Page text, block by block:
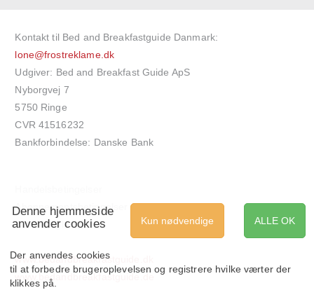
Kontakt til Bed and Breakfastguide Danmark:
lone@frostreklame.dk
Udgiver: Bed and Breakfast Guide ApS
Nyborgvej 7
5750 Ringe
CVR 41516232
Bankforbindelse: Danske Bank
Abonnementsbetingelser
Cookieregler
www.bedandbreakfastguide.dk
www.bedandbreakfastguide.de
ALLE OK
Kun nødvendige
Denne hjemmeside
anvender cookies
Der anvendes cookies
til at forbedre brugeroplevelsen og registrere hvilke værter der
klikkes på.